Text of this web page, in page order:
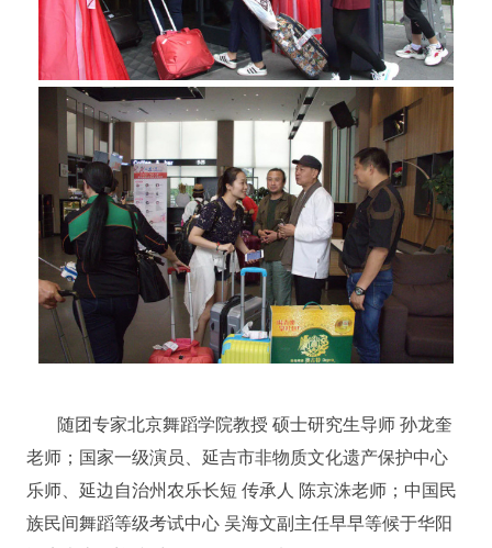
随团专家北京舞蹈学院教授 硕士研究生导师 孙龙奎
老师；国家一级演员、延吉市非物质文化遗产保护中心
乐师、延边自治州农乐长短 传承人 陈京洙老师；中国民
族民间舞蹈等级考试中心 吴海文副主任早早等候于华阳